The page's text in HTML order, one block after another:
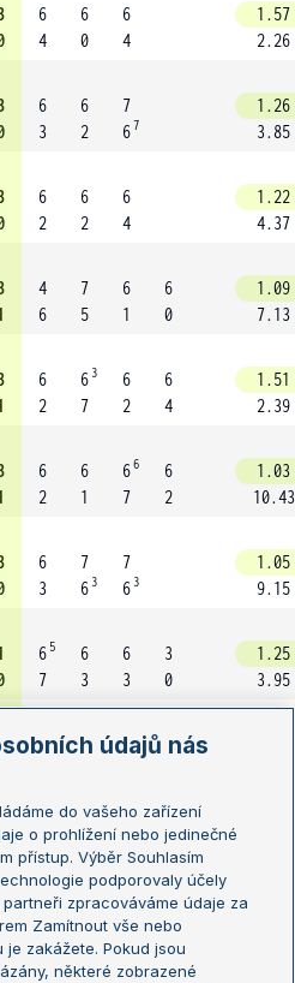
6
4
6
0
6
4
1.57
2.26
6
3
6
2
7
67
1.26
3.85
6
2
6
2
6
4
1.22
4.37
4
6
7
5
6
1
6
0
1.09
7.13
6
2
6 3
7
6
2
6
4
1.51
2.39
6
2
6
1
66
7
6
2
1.03
10.43
6
3
7
6 3
7
6 3
1.05
9.15
6 5
7
6
3
6
3
3
0
1.25
3.95
6
3
7
6
6
4
7
6 8
6
1
3
6
6
1
63
7
6
3
údajů nás
do vašeho zařízení
o prohlížení nebo jedinečné
přístup. Výběr Souhlasím
podporovaly účely
zpracováváme údaje za
Zamítnout vše nebo
zakážete. Pokud jsou
některé zobrazené